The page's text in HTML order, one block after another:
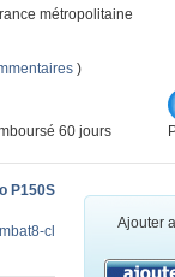
métropolitaine
)
60 jours
Ajouter
P150S
cl